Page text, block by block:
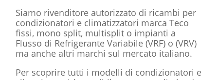
Siamo rivenditore autorizzato di ricambi per
condizionatori e climatizzatori marca Teco
fissi, mono split, multisplit o impianti a
Flusso di Refrigerante Variabile (VRF) o (VRV)
ma anche altri marchi sul mercato italiano.
Per scoprire tutti i modelli di condizionatori e